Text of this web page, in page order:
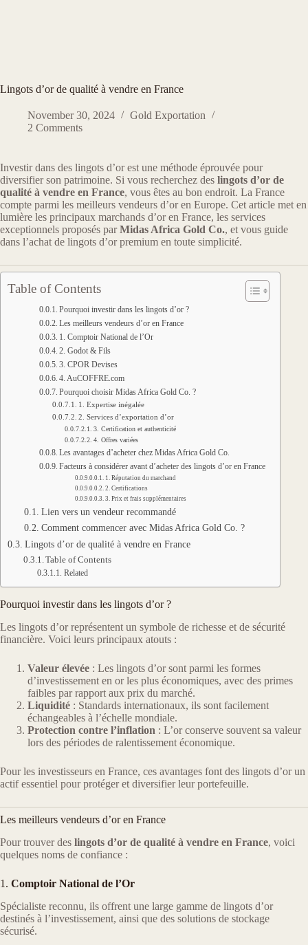
Lingots d’or de qualité à vendre en France
November 30, 2024
Gold Exportation
2 Comments
Investir dans des lingots d’or est une méthode éprouvée pour
diversifier son patrimoine. Si vous recherchez des lingots d’or de
qualité à vendre en France, vous êtes au bon endroit. La France
compte parmi les meilleurs vendeurs d’or en Europe. Cet article met en
lumière les principaux marchands d’or en France, les services
exceptionnels proposés parMidas Africa Gold Co., et vous guide
dans l’achat de lingots d’or premium en toute simplicité.
Table of Contents
Pourquoi investir dans les lingots d’or ?
Les meilleurs vendeurs d’or en France
1. Comptoir National de l’Or
2. Godot & Fils
3. CPOR Devises
4. AuCOFFRE.com
Pourquoi choisir Midas Africa Gold Co. ?
1. Expertise inégalée
2. Services d’exportation d’or
3. Certification et authenticité
4. Offres variées
Les avantages d’acheter chez Midas Africa Gold Co.
Facteurs à considérer avant d’acheter des lingots d’or en France
1. Réputation du marchand
2. Certifications
3. Prix et frais supplémentaires
Lien vers un vendeur recommandé
Comment commencer avec Midas Africa Gold Co. ?
Lingots d’or de qualité à vendre en France
Table of Contents
Related
Pourquoi investir dans les lingots d’or ?
Les lingots d’or représentent un symbole de richesse et de sécurité
financière. Voici leurs principaux atouts :
Valeur élevée : Les lingots d’or sont parmi les formes
d’investissement en or les plus économiques, avec des primes
faibles par rapport aux prix du marché.
Liquidité : Standards internationaux, ils sont facilement
échangeables à l’échelle mondiale.
Protection contre l’inflation : L’or conserve souvent sa valeur
lors des périodes de ralentissement économique.
Pour les investisseurs en France, ces avantages font des lingots d’or un
actif essentiel pour protéger et diversifier leur portefeuille.
Les meilleurs vendeurs d’or en France
Pour trouver des lingots d’or de qualité à vendre en France, voici
quelques noms de confiance :
1. Comptoir National de l’Or
Spécialiste reconnu, ils offrent une large gamme de lingots d’or
destinés à l’investissement, ainsi que des solutions de stockage
sécurisé.